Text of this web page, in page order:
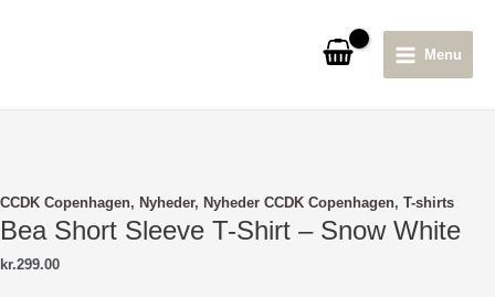
Menu
CCDK Copenhagen, Nyheder, Nyheder CCDK Copenhagen, T-shirts
Bea Short Sleeve T-Shirt – Snow White
kr.299.00